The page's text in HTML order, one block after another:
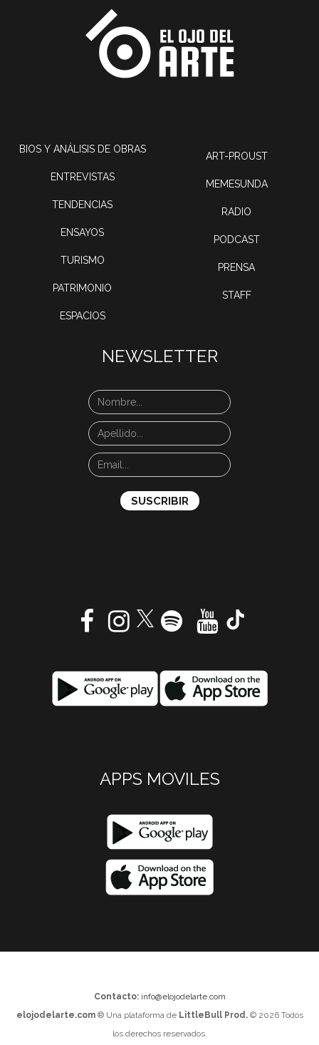
BIOS Y ANÁLISIS DE OBRAS
ENTREVISTAS
TENDENCIAS
ENSAYOS
TURISMO
PATRIMONIO
ESPACIOS
ART-PROUST
MEMESUNDA
RADIO
PODCAST
PRENSA
STAFF
NEWSLETTER
APPS MOVILES
Contacto: info@elojodelarte.com
elojodelarte.com® Una plataforma de LittleBull Prod.© 2026 Todos
los derechos reservados.